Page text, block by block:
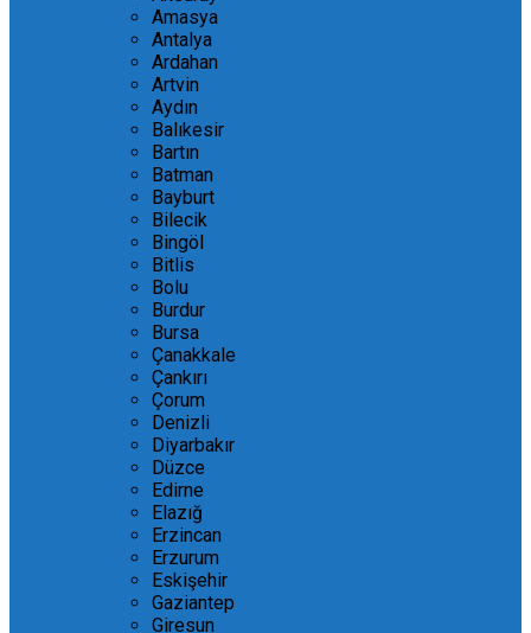
Amasya
Antalya
Ardahan
Artvin
Aydın
Balıkesir
Bartın
Batman
Bayburt
Bilecik
Bingöl
Bitlis
Bolu
Burdur
Bursa
Çanakkale
Çankırı
Çorum
Denizli
Diyarbakır
Düzce
Edirne
Elazığ
Erzincan
Erzurum
Eskişehir
Gaziantep
Giresun